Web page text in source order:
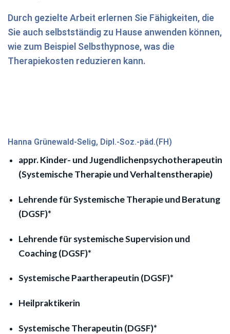
Durch gezielte Arbeit erlernen Sie Fähigkeiten, die
Sie auch selbstständig zu Hause anwenden können,
wie zum Beispiel Selbsthypnose, was die
Therapiekosten reduzieren kann.
Hanna Grünewald-Selig, Dipl.-Soz.-päd.(FH)
appr. Kinder- und Jugendlichenpsychotherapeutin
(Systemische Therapie und Verhaltenstherapie)
Lehrende für Systemische Therapie und Beratung
(DGSF)*
Lehrende für systemische Supervision und
Coaching (DGSF)*
Systemische Paartherapeutin (DGSF)*
Heilpraktikerin
Systemische Therapeutin (DGSF)*